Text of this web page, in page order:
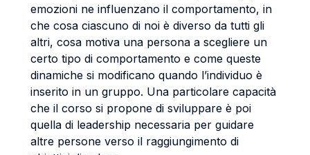
emozioni ne influenzano il comportamento, in
che cosa ciascuno di noi è diverso da tutti gli
altri, cosa motiva una persona a scegliere un
certo tipo di comportamento e come queste
dinamiche si modificano quando l’individuo è
inserito in un gruppo. Una particolare capacità
che il corso si propone di sviluppare è poi
quella di leadership necessaria per guidare
altre persone verso il raggiungimento di